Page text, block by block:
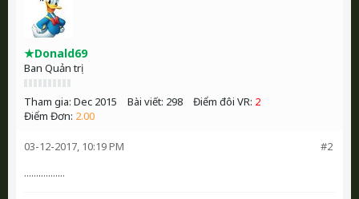
★Donald69
Ban Quản trị
Tham gia: Dec 2015 Bài viết: 298 Điểm đôi VR: 2
Điểm Đơn: 2.00
#2
03-12-2017, 10:19 PM
.................